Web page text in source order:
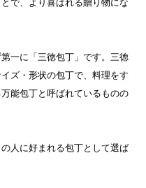
で、より喜ばれる贈り物にな
一に「三徳包丁」です。三徳
ズ・形状の包丁で、料理をす
能包丁と呼ばれているものの
人に好まれる包丁として選ば